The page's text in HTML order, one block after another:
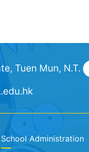
Tuen Mun, N.T.
School Administration